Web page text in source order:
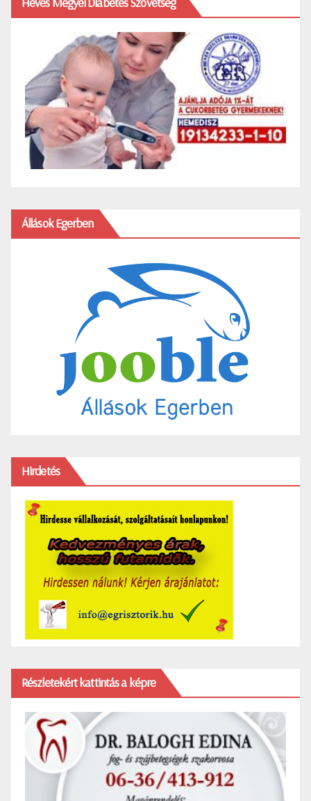
Állások Egerben
Hirdetés
Részletekért kattintás a képre